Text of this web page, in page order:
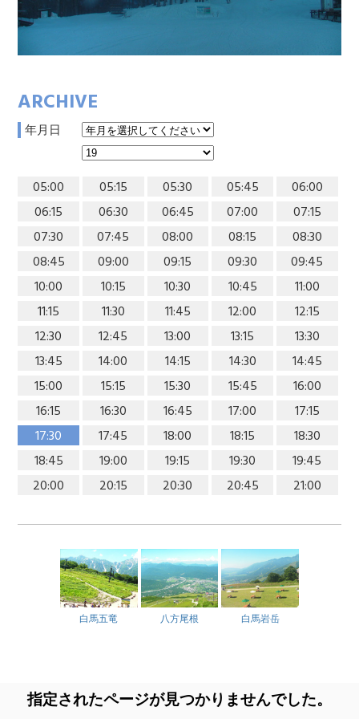
ARCHIVE
年月日
05:00 05:15 05:30 05:45
06:00
06:15
06:30 06:45 07:00
07:15
07:30
07:45 08:00 08:15
08:30
08:45
09:00 09:15 09:30
09:45
10:00
10:15 10:30 10:45
11:00
11:15
11:30 11:45 12:00
12:15
12:30
12:45 13:00 13:15
13:30
13:45
14:00 14:15 14:30
14:45
15:00
15:15 15:30 15:45
16:00
16:15
16:30 16:45 17:00
17:15
17:30
17:45 18:00 18:15
18:30
18:45
19:00 19:15 19:30
19:45
20:00
20:15 20:30 20:45 21:00
白馬五竜 八方尾根 白馬岩岳